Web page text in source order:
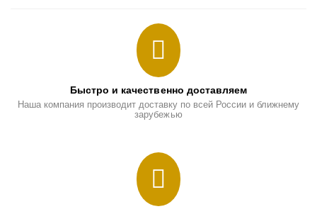
Быстро и качественно доставляем
Наша компания производит доставку по всей России и ближнему
зарубежью